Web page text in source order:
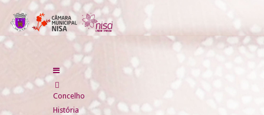
Concelho
História